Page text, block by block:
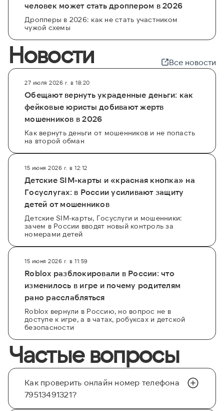
человек может стать дроппером в 2026
Дропперы в 2026: как не стать участником
чужой схемы
Новости Все новости
27 июля 2026 г. в 18:20
Обещают вернуть украденные деньги: как
фейковые юристы добивают жертв
мошенников в 2026
Как вернуть деньги от мошенников и не попасть
на второй обман
15 июня 2026 г. в 12:12
Детские SIM-карты и «красная кнопка» на
Госуслугах: в России усиливают защиту
детей от мошенников
Детские SIM-карты, Госуслуги и мошенники:
зачем в России вводят новый контроль за
номерами детей
15 июня 2026 г. в 11:59
Roblox разблокировали в России: что
изменилось в игре и почему родителям
рано расслабляться
Roblox вернули в Россию, но вопрос не в
доступе к игре, а в чатах, робуксах и детской
безопасности
Частые вопросы
Как проверить онлайн номер телефона
79513491321?